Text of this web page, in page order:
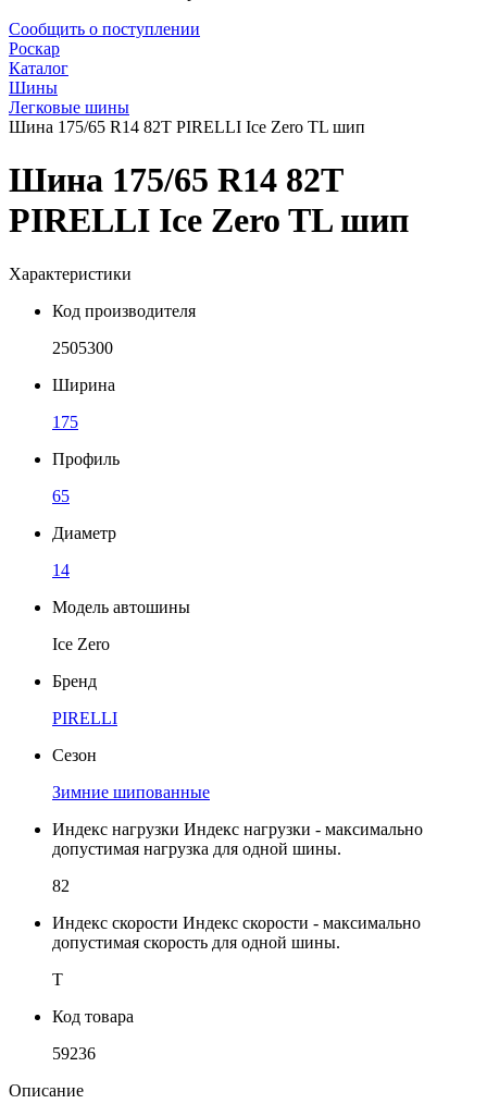
Сообщить о поступлении
Роскар
Каталог
Шины
Легковые шины
Шина 175/65 R14 82T PIRELLI Ice Zero TL шип
Шина 175/65 R14 82T
PIRELLI Ice Zero TL шип
Характеристики
Код производителя
2505300
Ширина
175
Профиль
65
Диаметр
14
Модель автошины
Ice Zero
Бренд
PIRELLI
Сезон
Зимние шипованные
Индекс нагрузки Индекс нагрузки - максимально
допустимая нагрузка для одной шины.
82
Индекс скорости Индекс скорости - максимально
допустимая скорость для одной шины.
T
Код товара
59236
Описание